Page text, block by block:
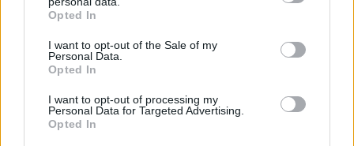
grant or deny consent to Google and its third-party tags to
use your data for below specified purposes in below Google
consent section.
Opted In
I want to opt-out of the Sale of my
Personal Data.
Opted In
I want to opt-out of processing my
Personal Data for Targeted Advertising.
Opted In
δημιουργηθεί ο αυστηρός καιρός,εφιστά ο
Κλέαρχος Μαρουσάκης στην προσωπική του
σελίδα στο facebook.
Ο καιρός με μια ματιά